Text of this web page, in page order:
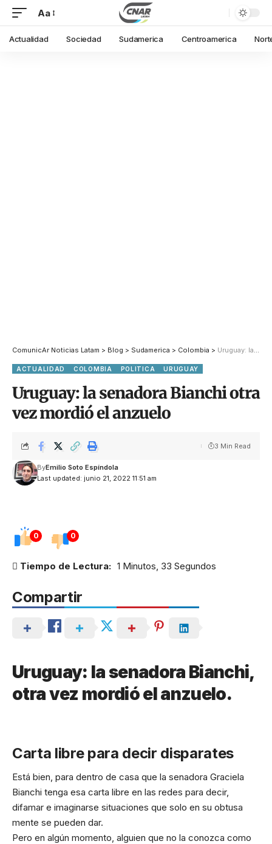
Aa
Actualidad Sociedad Sudamerica Centroamerica
ComunicAr Noticias Latam > Blog > Sudamerica > Colombia > Uruguay: la senadora Bianchi otra vez mordió el anzuelo
ACTUALIDAD COLOMBIA POLITICA URUGUAY
Uruguay: la senadora Bianchi otra
vez mordió el anzuelo
Last updated: junio 21, 2022 11:51 am
ByEmilio Soto Espíndola
3 Min Read
0 0
Tiempo de Lectura: 1 Minutos, 33 Segundos
Compartir
Uruguay: la senadora Bianchi,
otra vez mordió el anzuelo.
Carta libre para decir disparates
Está bien, para dentro de casa que la senadora Graciela
Bianchi tenga esa carta libre en las redes para decir,
difamar e imaginarse situaciones que solo en su obtusa
mente se pueden dar.
Pero en algún momento, alguien que no la conozca como